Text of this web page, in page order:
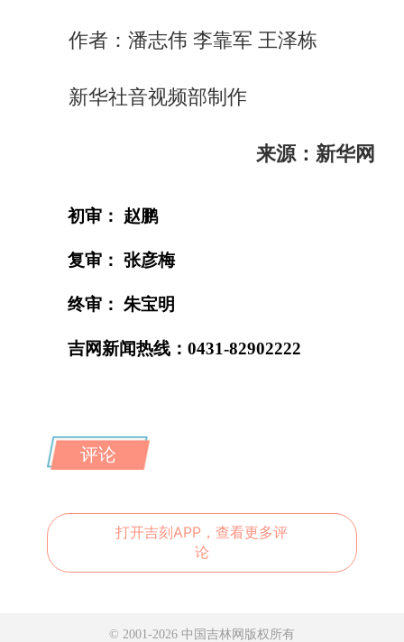
作者：潘志伟 李靠军 王泽栋
新华社音视频部制作
来源：新华网
初审： 赵鹏
复审： 张彦梅
终审： 朱宝明
吉网新闻热线：0431-82902222
评论
打开吉刻APP，查看更多评
论